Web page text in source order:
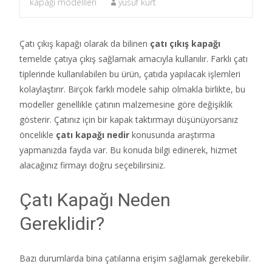
Çatı çıkış kapağı olarak da bilinen çatı çıkış kapağı
temelde çatıya çıkış sağlamak amacıyla kullanılır. Farklı çatı
tiplerinde kullanılabilen bu ürün, çatıda yapılacak işlemleri
kolaylaştırır. Birçok farklı modele sahip olmakla birlikte, bu
modeller genellikle çatının malzemesine göre değişiklik
gösterir. Çatınız için bir kapak taktırmayı düşünüyorsanız
öncelikle çatı kapağı nedir konusunda araştırma
yapmanızda fayda var. Bu konuda bilgi edinerek, hizmet
alacağınız firmayı doğru seçebilirsiniz.
Çatı Kapağı Neden
Gereklidir?
Bazı durumlarda bina çatılarına erişim sağlamak gerekebilir.